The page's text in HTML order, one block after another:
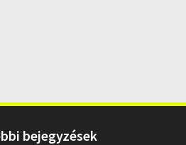
bejegyzések